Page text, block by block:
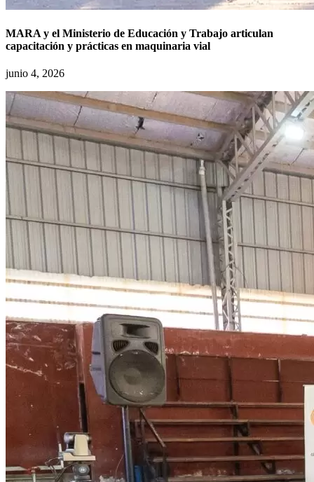
MARA y el Ministerio de Educación y Trabajo articulan
capacitación y prácticas en maquinaria vial
junio 4, 2026